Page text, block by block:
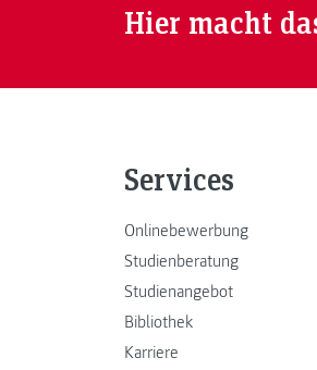
Hier macht
Services
Onlinebewerbung
Studienberatung
Studienangebot
Bibliothek
Karriere